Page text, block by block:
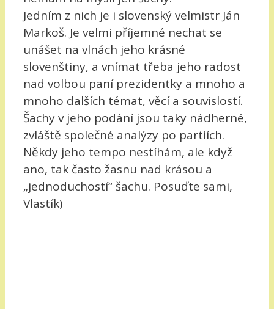
Jedním z nich je i slovenský velmistr Ján
Markoš. Je velmi příjemné nechat se
unášet na vlnách jeho krásné
slovenštiny, a vnímat třeba jeho radost
nad volbou paní prezidentky a mnoho a
mnoho dalších témat, věcí a souvislostí.
Šachy v jeho podání jsou taky nádherné,
zvláště společné analýzy po partiích.
Někdy jeho tempo nestíhám, ale když
ano, tak často žasnu nad krásou a
„jednoduchostí“ šachu. Posuďte sami,
Vlastík)